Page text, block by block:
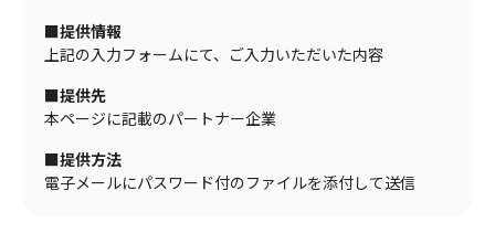
■提供情報
上記の入力フォームにて、ご入力いただいた内容
■提供先
本ページに記載のパートナー企業
■提供方法
電子メールにパスワード付のファイルを添付して送信